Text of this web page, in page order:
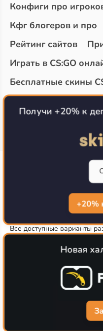
Конфиги про
Кфг блогеров и про
Рейтинг сайтов
Играть в CS:GO
Бесплатные скины
CS-CONFIG.com © 2020-
Политика
РЕКЛАМА НА САЙТЕ
Все доступные варианты
Согласие на обработку
О CS-CONFIG.COM
CFG pro CS 2 - именно
проекте, иными словами
конфиги про
самостоятельно
Получи +20% к
+20%
Новая